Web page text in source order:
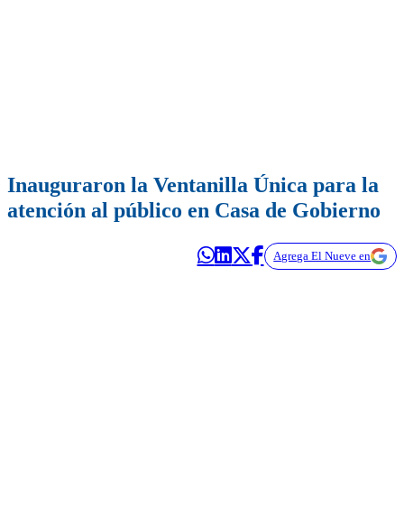
Inauguraron la Ventanilla Única para la
atención al público en Casa de Gobierno
Agrega El Nueve en